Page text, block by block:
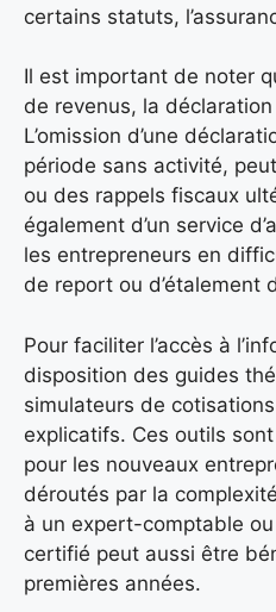
certains statuts,
Il est important de noter
de revenus, la
L’omission d’une
période sans activité,
ou des rappels fiscaux
également d’un service
les entrepreneurs en
de report ou d’étalement
Pour faciliter l’accès à
disposition des guides
simulateurs de
explicatifs. Ces outils
pour les nouveaux
déroutés par la
à un expert-comptable
certifié peut aussi être
premières années.